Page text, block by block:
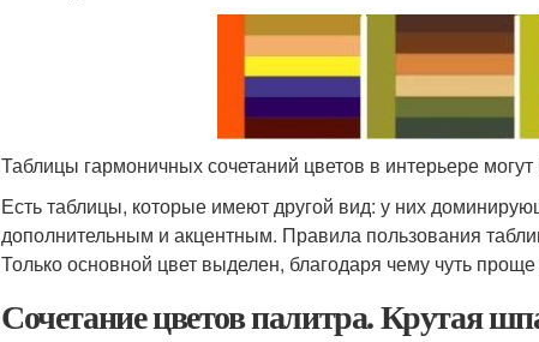
Таблицы гармоничных сочетаний цветов в интерьере
Есть таблицы, которые имеют другой вид: у них
дополнительным и акцентным. Правила пользования
Только основной цвет выделен, благодаря чему чуть
Сочетание цветов палитра. Крутая